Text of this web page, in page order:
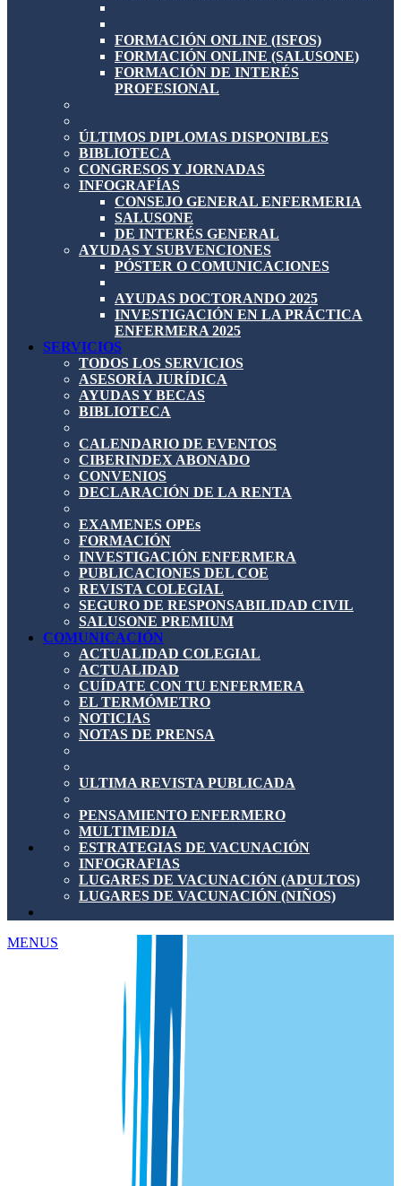
FORMACIÓN ONLINE (ISFOS)
FORMACIÓN ONLINE (SALUSONE)
FORMACIÓN DE INTERÉS
PROFESIONAL
ÚLTIMOS DIPLOMAS DISPONIBLES
BIBLIOTECA
CONGRESOS Y JORNADAS
INFOGRAFÍAS
CONSEJO GENERAL ENFERMERIA
SALUSONE
DE INTERÉS GENERAL
AYUDAS Y SUBVENCIONES
PÓSTER O COMUNICACIONES
AYUDAS DOCTORANDO 2025
INVESTIGACIÓN EN LA PRÁCTICA
ENFERMERA 2025
SERVICIOS
TODOS LOS SERVICIOS
ASESORÍA JURÍDICA
AYUDAS Y BECAS
BIBLIOTECA
CALENDARIO DE EVENTOS
CIBERINDEX ABONADO
CONVENIOS
DECLARACIÓN DE LA RENTA
EXAMENES OPEs
FORMACIÓN
INVESTIGACIÓN ENFERMERA
PUBLICACIONES DEL COE
REVISTA COLEGIAL
SEGURO DE RESPONSABILIDAD CIVIL
SALUSONE PREMIUM
COMUNICACIÓN
ACTUALIDAD COLEGIAL
ACTUALIDAD
CUÍDATE CON TU ENFERMERA
EL TERMÓMETRO
NOTICIAS
NOTAS DE PRENSA
ULTIMA REVISTA PUBLICADA
PENSAMIENTO ENFERMERO
MULTIMEDIA
ESTRATEGIAS DE VACUNACIÓN
INFOGRAFIAS
LUGARES DE VACUNACIÓN (ADULTOS)
LUGARES DE VACUNACIÓN (NIÑOS)
MENUS